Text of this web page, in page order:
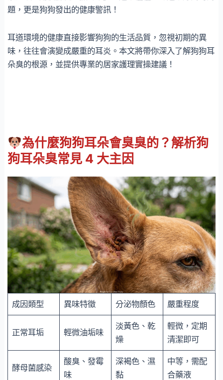
題，更是狗狗發出的健康警訊！
耳道環境的健康直接影響狗狗的生活品質，忽視初期的異
味，往往會演變成嚴重的耳炎。本文將帶你深入了解狗狗耳
朵臭的根源，並提供專業的居家護理實操建議！
為什麼狗狗耳朵會臭臭的？解析狗
狗耳朵臭常見 4 大主因
成因類型 異味特徵 分泌物顏色 嚴重程度
正常耳垢 輕微油垢味
淡黃色、乾
燥
輕微，定期
清潔即可
酵母菌感染
酸臭、發霉
味
深褐色、濕
黏
中等，需配
合藥液